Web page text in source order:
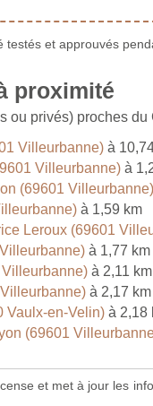
et approuvés
proximité
ou privés) proches
Villeurbanne) à
Villeurbanne) à
(69601 Villeurbanne)
à 1,59 km
Leroux (69601
à 1,77 km
à 2,11 km
à 2,17 km
Vaulx-en-Velin) à 2,18
(69601
et met à jour les